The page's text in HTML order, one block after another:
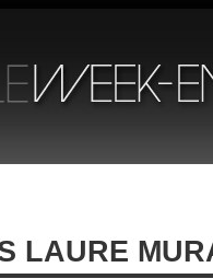
LAURE